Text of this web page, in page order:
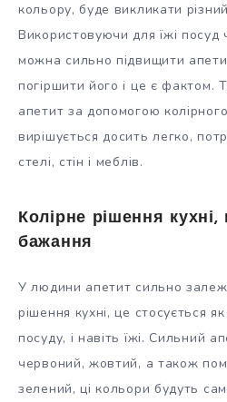
кольору, буде викликати
Використовуючи для їжі посуд
можна сильно підвищити
погіршити його і це є фактом.
апетит за допомогою
вирішується досить легко,
стелі, стін і меблів.
Колірне рішення
бажання
У людини апетит сильно
рішення кухні, це стосується як
посуду, і навіть їжі. Сильний
червоний, жовтий, а також
зелений, ці кольори будуть